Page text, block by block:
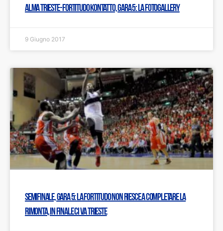
Alma Trieste- Fortitudo Kontatto, gara 5: LA FOTOGALLERY
9 Giugno 2017
Semifinale, gara 5: La Fortitudo non riesce a completare la
rimonta, in finale ci va Trieste